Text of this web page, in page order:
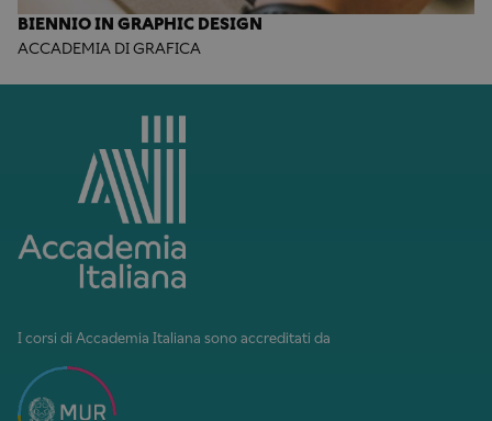
BIENNIO IN GRAPHIC DESIGN
ACCADEMIA DI GRAFICA
I corsi di Accademia Italiana sono accreditati da